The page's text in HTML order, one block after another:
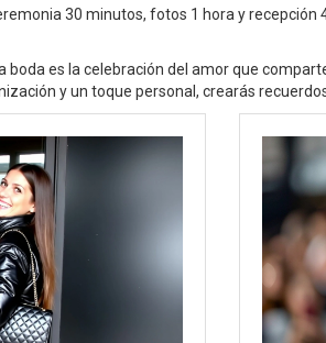
30 minutos, fotos 1 hora y
boda es la celebración del amor que
y un toque personal, crearás